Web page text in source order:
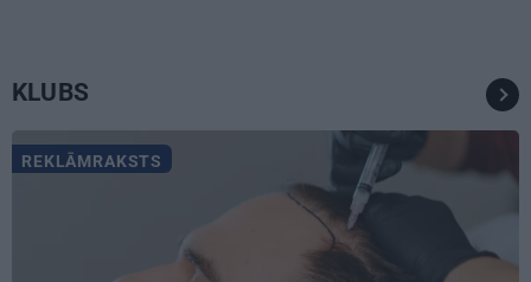
KLUBS
REKLĀMRAKSTS